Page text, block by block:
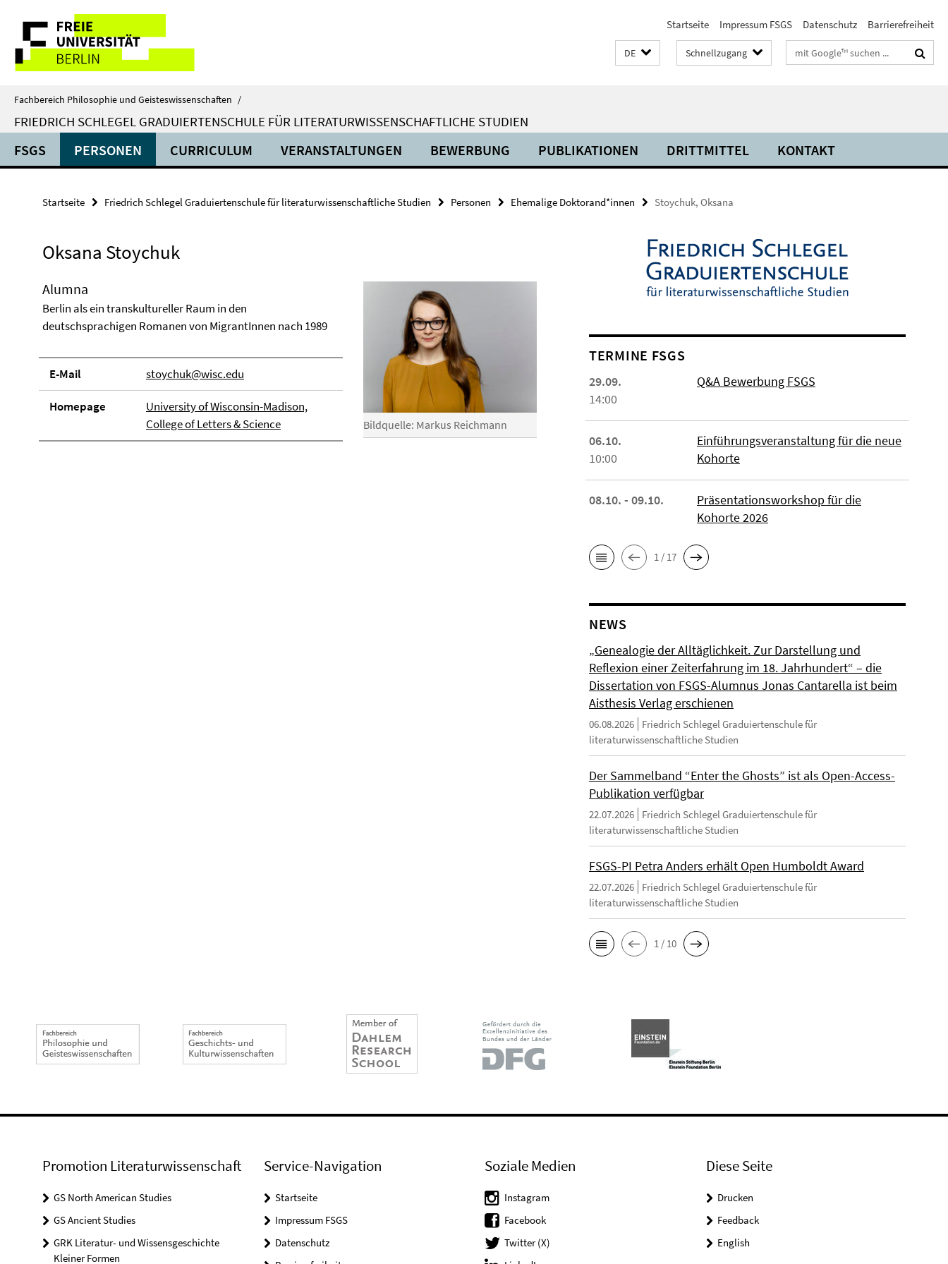
direkt
Inhalt
Service-
Navigation
Startseite Impressum FSGS Datenschutz Barrierefreiheit
DE Schnellzugang Suchbegriffe
Fachbereich Philosophie und Geisteswissenschaften /
FRIEDRICH SCHLEGEL GRADUIERTENSCHULE FÜR LITERATURWISSENSCHAFTLICHE STUDIEN
FSGS PERSONEN CURRICULUM VERANSTALTUNGEN BEWERBUNG PUBLIKATIONEN DRITTMITTEL KONTAKT
Startseite Friedrich Schlegel Graduiertenschule für literaturwissenschaftliche Studien Personen Ehemalige Doktorand*innen Stoychuk, Oksana
Oksana Stoychuk
Bildquelle: Markus Reichmann
Alumna
Berlin als ein transkultureller Raum in den
deutschsprachigen Romanen von MigrantInnen nach 1989
E-Mail stoychuk@wisc.edu
Homepage
University of Wisconsin-Madison,
College of Letters & Science
TERMINE FSGS
29.09.
14:00
Q&A Bewerbung FSGS
06.10.
10:00
Einführungsveranstaltung für die neue
Kohorte
08.10. - 09.10.
Präsentationsworkshop für die
Kohorte 2026
1 / 17
NEWS
„Genealogie der Alltäglichkeit. Zur Darstellung und
Reflexion einer Zeiterfahrung im 18. Jahrhundert“ – die
Dissertation von FSGS-Alumnus Jonas Cantarella ist beim
Aisthesis Verlag erschienen
06.08.2026
Friedrich Schlegel Graduiertenschule für
literaturwissenschaftliche Studien
Der Sammelband “Enter the Ghosts” ist als Open-Access-
Publikation verfügbar
22.07.2026
Friedrich Schlegel Graduiertenschule für
literaturwissenschaftliche Studien
FSGS-PI Petra Anders erhält Open Humboldt Award
22.07.2026
Friedrich Schlegel Graduiertenschule für
literaturwissenschaftliche Studien
1 / 10
Promotion Literaturwissenschaft
GS North American Studies
GS Ancient Studies
GRK Literatur- und Wissensgeschichte
Kleiner Formen
Service-Navigation
Startseite
Impressum FSGS
Datenschutz
Soziale Medien
Instagram
Facebook
Twitter (X)
Diese Seite
Drucken
Feedback
English